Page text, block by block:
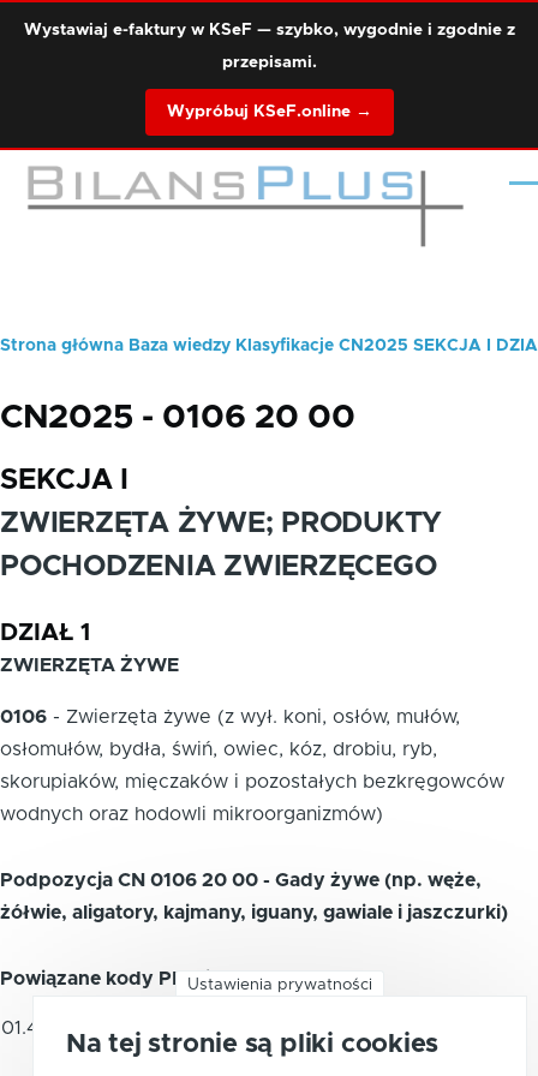
Wystawiaj e-faktury w KSeF — szybko, wygodnie i zgodnie z
przepisami.
Wypróbuj KSeF.online →
Ścieżka
Strona główna Baza wiedzy Klasyfikacje CN2025 SEKCJA I
CN2025 - 0106 20 00
SEKCJA I
ZWIERZĘTA ŻYWE; PRODUKTY
POCHODZENIA ZWIERZĘCEGO
DZIAŁ 1
ZWIERZĘTA ŻYWE
0106 - Zwierzęta żywe (z wył. koni, osłów, mułów,
osłomułów, bydła, świń, owiec, kóz, drobiu, ryb,
skorupiaków, mięczaków i pozostałych bezkręgowców
wodnych oraz hodowli mikroorganizmów)
Podpozycja CN 0106 20 00 - Gady żywe (np. węże,
żółwie, aligatory, kajmany, iguany, gawiale i jaszczurki)
Powiązane kody PKWiU 2015
01.49.13.0
węże i żółwie
Ustawienia prywatności
Na tej stronie są pliki cookies